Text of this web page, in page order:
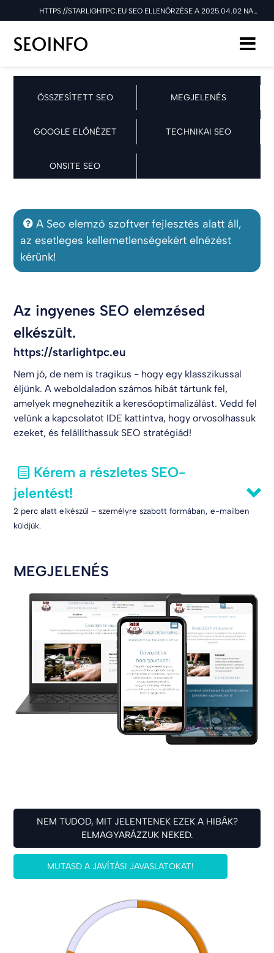
HTTPS://STARLIGHTPC.EU SEO ELLENŐRZÉSE A 2025.04.02 NAPON
ÖSSZESÍTETT SEO MEGJELENÉS
GOOGLE ELŐNÉZET TECHNIKAI SEO
ONSITE SEO
A Seo elemző szoftver fejlesztés alatt áll,
az esetleges kellemetlenségekért elnézést
kérünk!
Az ingyenes SEO elemzésed
elkészült.
https://starlightpc.eu
Nem jó, de nem is tragikus - hogy egy klasszikussal
éljünk. A weboldaladon számos hibát tártunk fel,
amelyek megnehezítik a keresőoptimalizálást. Vedd fel
velünk a kapcsolatot IDE kattintva, hogy orvosolhassuk
ezeket, és felállíthassuk SEO stratégiád!
Kérem a részletes SEO-
jelentést!
2 perc alatt elkészül – személyre szabott formában, e-mailben
küldjük.
MEGJELENÉS
NEM TUDOD, MIT JELENTENEK EZEK A HIBÁK?
ELMAGYARÁZZUK NEKED.
MUTASD A JAVÍTÁSI JAVASLATOKAT!